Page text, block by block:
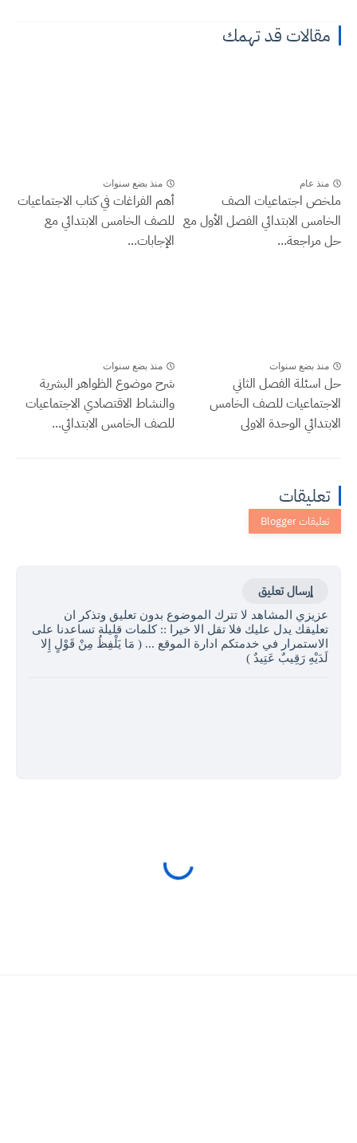
مقالات قد تهمك
منذ عام
ملخص اجتماعيات الصف
الخامس الابتدائي الفصل الأول مع
حل مراجعة...
منذ بضع سنوات
أهم الفراغات في كتاب الاجتماعيات
للصف الخامس الابتدائي مع
الإجابات...
منذ بضع سنوات
حل اسئلة الفصل الثاني
الاجتماعيات للصف الخامس
الابتدائي الوحدة الاولى
منذ بضع سنوات
شرح موضوع الظواهر البشرية
والنشاط الاقتصادي الاجتماعيات
للصف الخامس الابتدائي...
تعليقات
إرسال تعليق
عزيزي المشاهد لا تترك الموضوع بدون تعليق وتذكر ان
تعليقك يدل عليك فلا تقل الا خيرا :: كلمات قليلة تساعدنا على
الاستمرار في خدمتكم ادارة الموقع ... ( مَا يَلْفِظُ مِنْ قَوْلٍ إِلا
لَدَيْهِ رَقِيبٌ عَتِيدٌ )